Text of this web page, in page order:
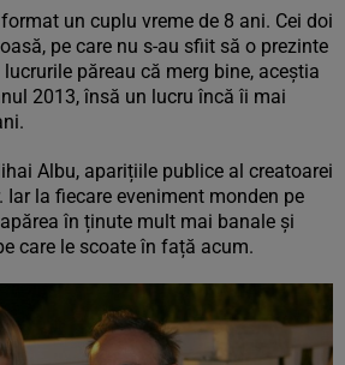
un cuplu vreme de 8 ani. Cei doi
pe care nu s-au sfiit să o prezinte
păreau că merg bine, aceștia
2013, însă un lucru încă îi mai
Albu, aparițiile publice al creatoarei
Iar la fiecare eveniment monden pe
în ținute mult mai banale și
care le scoate în față acum.